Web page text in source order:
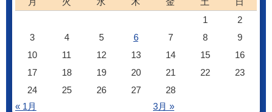
« 1月 3月 »
1
2
3
4 5 6 7 8
9
10
11 12 13 14 15
16
17
18 19 20 21 22
23
24
25 26 27 28